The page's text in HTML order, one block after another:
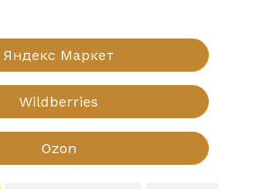
Яндекс Маркет
Wildberries
Ozon